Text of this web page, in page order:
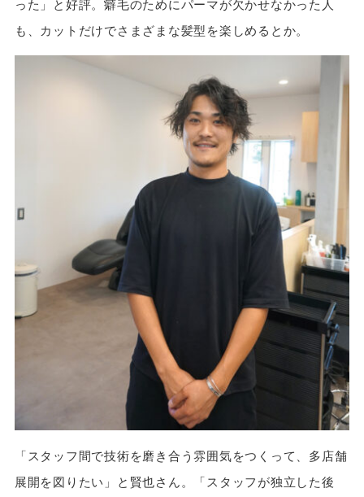
も、カットだけでさまざまな髪型を楽しめるとか。
「スタッフ間で技術を磨き合う雰囲気をつくって、多店舗
展開を図りたい」と賢也さん。「スタッフが独立した後